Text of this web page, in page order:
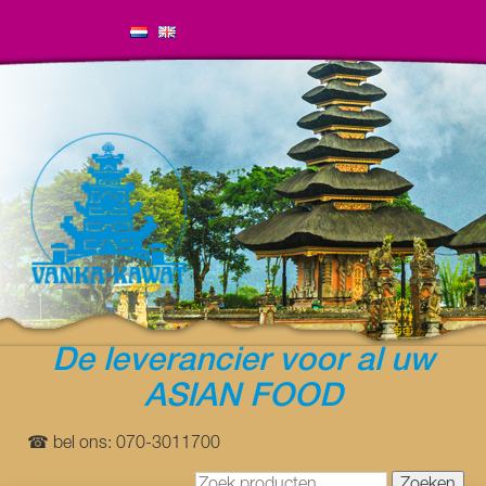
De leverancier voor al uw
ASIAN FOOD
☎ bel ons: 070-3011700